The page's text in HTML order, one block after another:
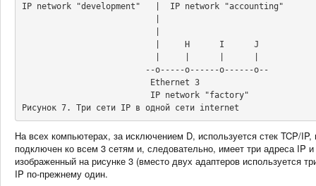
IP network "development"   |  IP network "accounting"
Рисунок 7. Три сети IP в одной сети internet
На всех компьютерах, за исключением D, используется стек TCP/
подключен ко всем 3 сетям и, следовательно, имеет три адреса IP
изображенный на рисунке 3 (вместо двух адаптеров
IP по-прежнему один.